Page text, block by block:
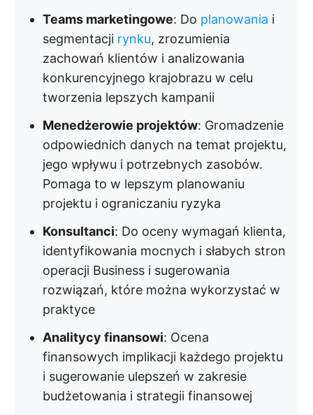
Teams marketingowe: Do planowania i
segmentacji rynku, zrozumienia
zachowań klientów i analizowania
konkurencyjnego krajobrazu w celu
tworzenia lepszych kampanii
Menedżerowie projektów: Gromadzenie
odpowiednich danych na temat projektu,
jego wpływu i potrzebnych zasobów.
Pomaga to w lepszym planowaniu
projektu i ograniczaniu ryzyka
Konsultanci: Do oceny wymagań klienta,
identyfikowania mocnych i słabych stron
operacji Business i sugerowania
rozwiązań, które można wykorzystać w
praktyce
Analitycy finansowi: Ocena
finansowych implikacji każdego projektu
i sugerowanie ulepszeń w zakresie
budżetowania i strategii finansowej